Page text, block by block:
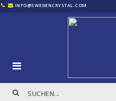
INFO@SWEDENCRYSTAL.COM